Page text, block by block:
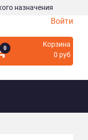
назначения
Войти
0
Корзина
0 руб